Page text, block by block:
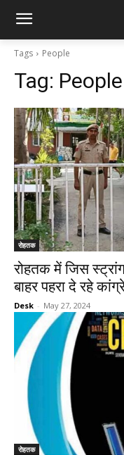
Tags People
Tag: People
रोहतक
रोहतक में जिस
बाहर पहरा दे रहे
Desk - May 27, 2024
रोहतक